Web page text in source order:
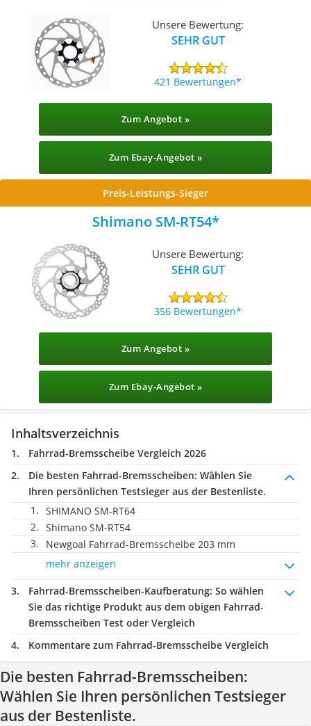
Unsere Bewertung:
SEHR GUT
421 Bewertungen
Zum Angebot »
Zum Ebay-Angebot »
Preis-Leistungs-Sieger
Shimano SM-RT54
Unsere Bewertung:
SEHR GUT
356 Bewertungen
Zum Angebot »
Zum Ebay-Angebot »
Inhaltsverzeichnis
Fahrrad-Bremsscheibe Vergleich 2026
Die besten Fahrrad-Bremsscheiben: Wählen Sie
Ihren persönlichen Testsieger aus der Bestenliste.
SHIMANO SM-RT64
Shimano SM-RT54
Newgoal Fahrrad-Bremsscheibe 203 mm
mehr anzeigen
Fahrrad-Bremsscheiben-Kaufberatung: So wählen
Sie das richtige Produkt aus dem obigen Fahrrad-
Bremsscheiben Test oder Vergleich
Kommentare zum Fahrrad-Bremsscheibe Vergleich
Die besten Fahrrad-Bremsscheiben:
Wählen Sie Ihren persönlichen Testsieger
aus der Bestenliste.